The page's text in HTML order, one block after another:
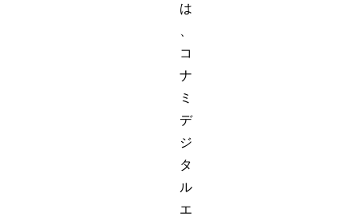
は
コ
ナ
ミ
デ
ジ
タ
ル
エ